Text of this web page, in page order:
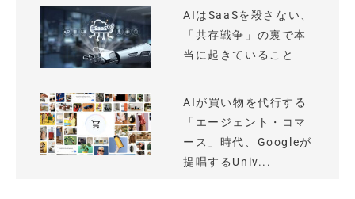
AIはSaaSを殺さない、
「共存戦争」の裏で本
当に起きていること
AIが買い物を代行する
「エージェント・コマ
ース」時代、Googleが
提唱するUniv...